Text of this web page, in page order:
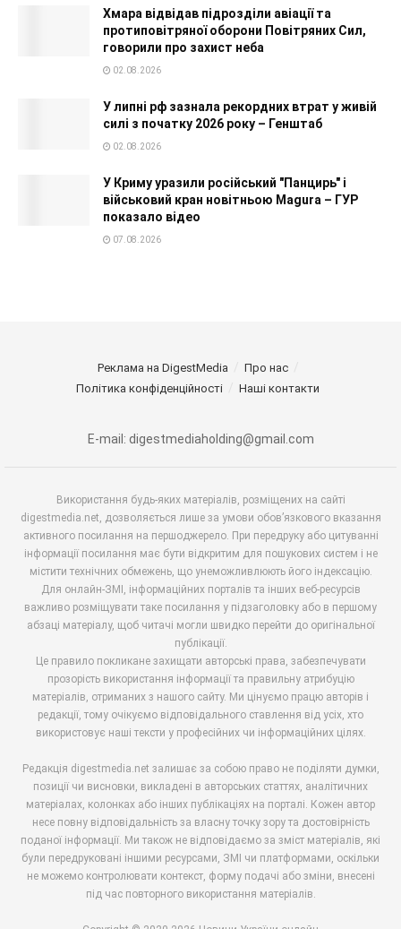
Хмара відвідав підрозділи авіації та
протиповітряної оборони Повітряних Сил,
говорили про захист неба
02.08.2026
У липні рф зазнала рекордних втрат у живій
силі з початку 2026 року – Генштаб
02.08.2026
У Криму уразили російський "Панцирь" і
військовий кран новітньою Magura – ГУР
показало відео
07.08.2026
Реклама на DigestMedia
Про нас
Політика конфіденційності
Наші контакти
E-mail: digestmediaholding@gmail.com
Використання будь-яких матеріалів, розміщених на сайті
digestmedia.net, дозволяється лише за умови обов’язкового вказання
активного посилання на першоджерело. При передруку або цитуванні
інформації посилання має бути відкритим для пошукових систем і не
містити технічних обмежень, що унеможливлюють його індексацію.
Для онлайн-ЗМІ, інформаційних порталів та інших веб-ресурсів
важливо розміщувати таке посилання у підзаголовку або в першому
абзаці матеріалу, щоб читачі могли швидко перейти до оригінальної
публікації.
Це правило покликане захищати авторські права, забезпечувати
прозорість використання інформації та правильну атрибуцію
матеріалів, отриманих з нашого сайту. Ми цінуємо працю авторів і
редакції, тому очікуємо відповідального ставлення від усіх, хто
використовує наші тексти у професійних чи інформаційних цілях.
Редакція digestmedia.net залишає за собою право не поділяти думки,
позиції чи висновки, викладені в авторських статтях, аналітичних
матеріалах, колонках або інших публікаціях на порталі. Кожен автор
несе повну відповідальність за власну точку зору та достовірність
поданої інформації. Ми також не відповідаємо за зміст матеріалів, які
були передруковані іншими ресурсами, ЗМІ чи платформами, оскільки
не можемо контролювати контекст, форму подачі або зміни, внесені
під час повторного використання матеріалів.